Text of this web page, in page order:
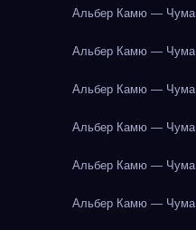
Альбер Камю — Чума
Альбер Камю — Чума
Альбер Камю — Чума
Альбер Камю — Чума
Альбер Камю — Чума
Альбер Камю — Чума